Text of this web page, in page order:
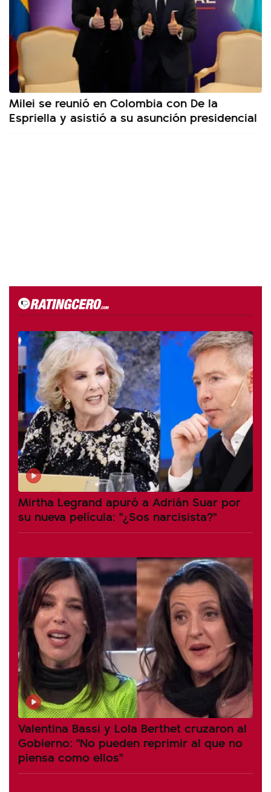
Milei se reunió en Colombia con De la
Espriella y asistió a su asunción presidencial
Mirtha Legrand apuró a Adrián Suar por
su nueva película: "¿Sos narcisista?"
Valentina Bassi y Lola Berthet cruzaron al
Gobierno: "No pueden reprimir al que no
piensa como ellos"